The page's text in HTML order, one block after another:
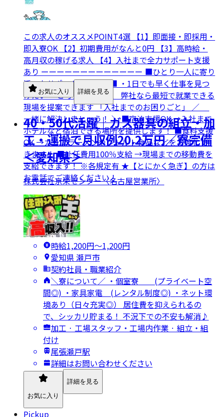
この求人のオススメPOINT4選 【1】即面接・即採用・
即入寮OK 【2】初期費用がなんと0円 【3】高時給・
高月収の稼げる求人 【4】入社まで全力サポート支援
あり ーーーーーーーーーーーーー ■ひとり一人に寄り
添ったサポートをします■ ・1日でも早く仕事を見つ
けたい… と考えている方、 弊社なら最短で就業できる
現場を提案できます 「入社までのお困りごと」 ／
一緒に解決しましょう！ ＼ ■宿泊支援OK →入社まで
ホテルなど宿泊できる場所を提供します！ ■食料支援
OK →カップラーメンやレトルト食品などをお渡しで
きます！ ■赴任費用100％支給 →現場までの移動費を
支給できます！ ※各規定有 ★【とにかく急ぎ】の方は
お電話でご連絡ください！
お気に入り 詳細を見る
40・50代活躍｜ガス器具の組立・加
工・運搬で月収例20.2万円／寮完備
＜愛知県＞
株式会社京栄センター〈名古屋営業所〉
時給1,200円〜1,200円
愛知県 瀬戸市
契約社員・職業紹介
＼寮について／ ・個室寮 (プライベート空
間◎) ・家具家電 (レンタル制度◎) ・ネット環
境あり（日々充実◎） 居住費を抑えられるの
で、シッカリ貯まる！ 不況下での不安も解消♪
加工 · 工場スタッフ・工場内作業 · 組立・組
付け
尾張瀬戸駅
詳細はお問い合わせください
お気に入り
詳細を見る
Pickup